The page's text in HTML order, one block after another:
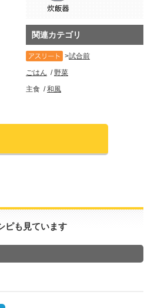
関連カテゴリ
試合前
ごはん
野菜
主食
和風
ピも見ています